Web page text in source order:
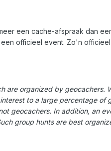
een cache-afspraak dan
officieel event. Zo'n
are organized by geocachers.
to a large percentage of
geocachers. In addition, an
group hunts are best